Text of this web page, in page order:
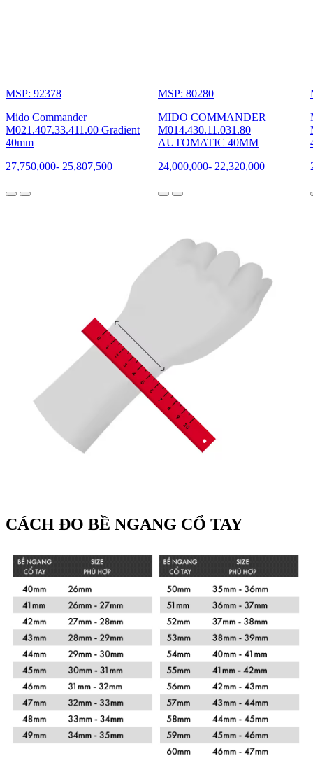
MSP: 92378
Mido Commander
M021.407.33.411.00 Gradient
40mm
27,750,000- 25,807,500
MSP: 80280
MIDO COMMANDER
M014.430.11.031.80
AUTOMATIC 40MM
24,000,000- 22,320,000
CÁCH ĐO BỀ NGANG CỔ TAY